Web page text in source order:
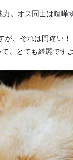
力。オス同士は喧嘩
が、それは間違い
、とても綺麗ですよ